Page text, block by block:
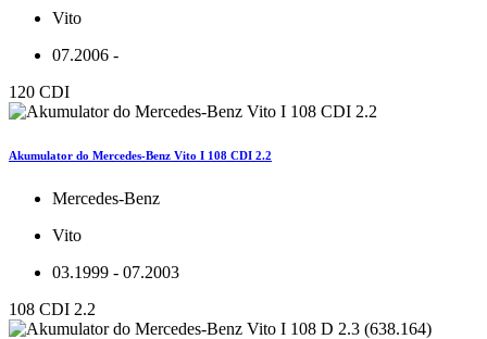
Vito
07.2006 -
120 CDI
Akumulator do Mercedes-Benz Vito I 108 CDI 2.2
Mercedes-Benz
Vito
03.1999 - 07.2003
108 CDI 2.2